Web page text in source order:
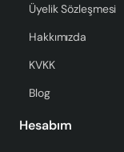
Üyelik Sözleşmesi
Hakkımızda
KVKK
Blog
Hesabım